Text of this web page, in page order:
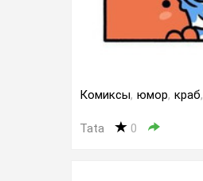
Комиксы, юмор, краб,
Tata 0